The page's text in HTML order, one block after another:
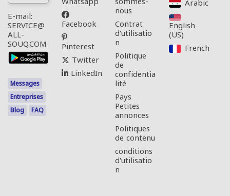
E-mail:
SERVICE@
ALL-
SOUQ.COM
Messages
Entreprises
Blog
FAQ
Facebook
Pinterest
Twitter
LinkedIn
nous
Contrat
d'utilisatio
n
Politique
de
confidentia
lité
Pays
Petites
annonces
Politiques
de contenu
conditions
d'utilisatio
n
Arabic‎
English
(US)‎
French‎